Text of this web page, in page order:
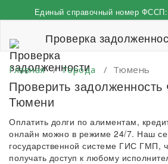
к
Единый справочный номер ФССП:
Проверка
Главная/Города / Тюмень
Проверить
Тюмени
Оплатить долги по алиментам,
онлайн можно в режиме 24/7. Наш
государственной системе ГИС ГМП,
получать доступ к любому